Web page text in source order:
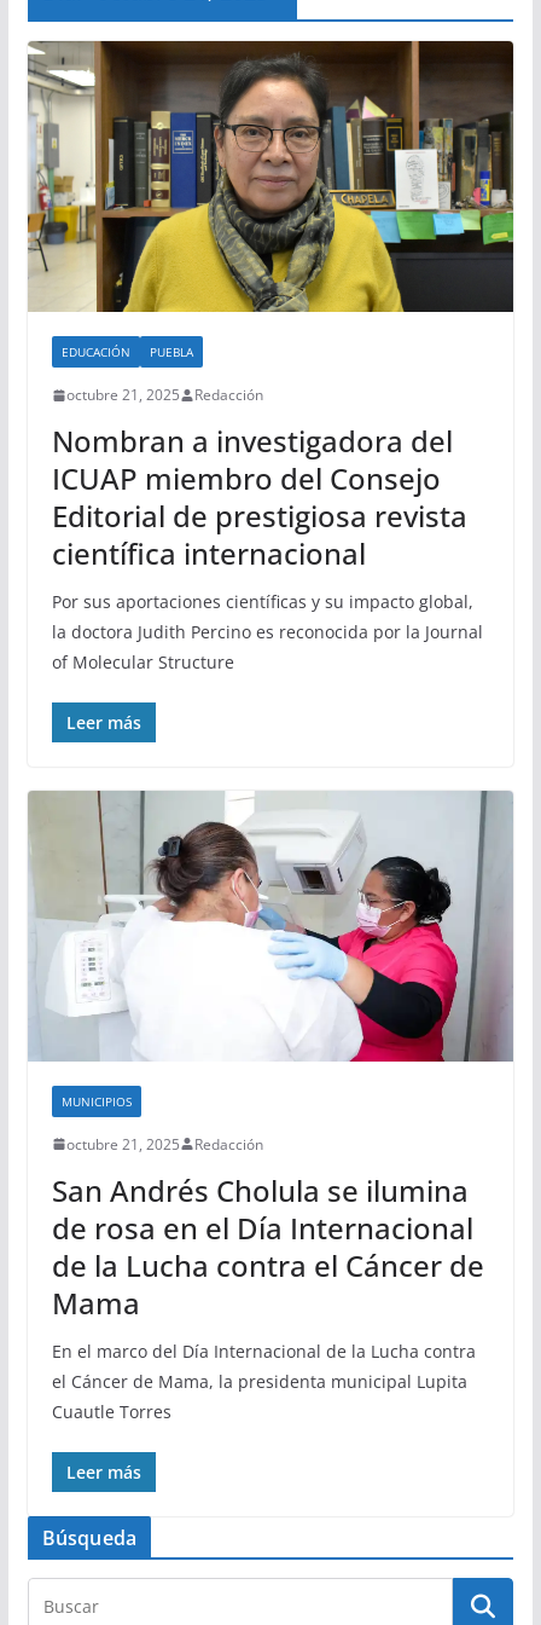
EDUCACIÓN PUEBLA
octubre 21, 2025 Redacción
Nombran a investigadora del
ICUAP miembro del Consejo
Editorial de prestigiosa revista
científica internacional
Por sus aportaciones científicas y su impacto global,
la doctora Judith Percino es reconocida por la Journal
of Molecular Structure
Leer más
MUNICIPIOS
octubre 21, 2025 Redacción
San Andrés Cholula se ilumina
de rosa en el Día Internacional
de la Lucha contra el Cáncer de
Mama
En el marco del Día Internacional de la Lucha contra
el Cáncer de Mama, la presidenta municipal Lupita
Cuautle Torres
Leer más
Búsqueda